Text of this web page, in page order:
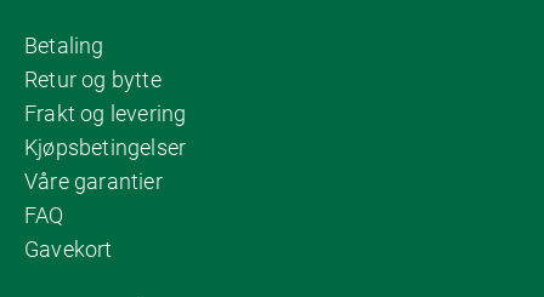
Betaling
Retur og bytte
Frakt og levering
Kjøpsbetingelser
Våre garantier
FAQ
Gavekort